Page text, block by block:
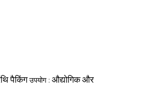
पैकिंग उपयोग : औद्योगिक और